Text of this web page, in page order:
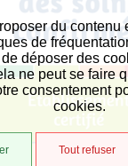
du contenu
de
déposer des
ne peut se faire
consentement
cookies.
Tout refuser